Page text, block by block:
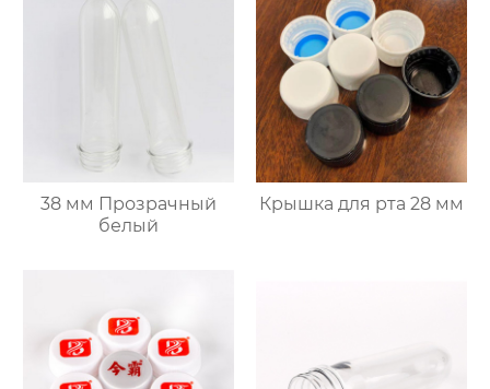
38 мм Прозрачный
белый
Крышка для рта 28 мм